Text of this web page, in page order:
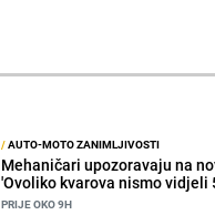
/AUTO-MOTO ZANIMLJIVOSTI
Mehaničari upozoravaju na
'Ovoliko kvarova nismo vidjeli
PRIJE OKO 9H